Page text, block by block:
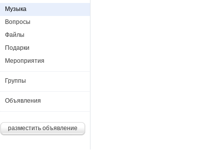
Музыка
Вопросы
Файлы
Подарки
Мероприятия
Группы
Объявления
разместить объявление